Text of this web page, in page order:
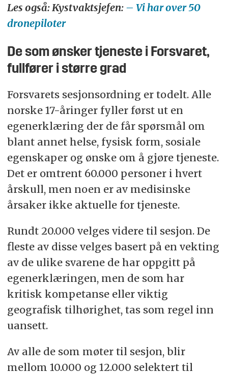
Les også: Kystvaktsjefen: – Vi har over 50
dronepiloter
De som ønsker tjeneste i Forsvaret,
fullfører i større grad
Forsvarets sesjonsordning er todelt. Alle
norske 17-åringer fyller først ut en
egenerklæring der de får spørsmål om
blant annet helse, fysisk form, sosiale
egenskaper og ønske om å gjøre tjeneste.
Det er omtrent 60.000 personer i hvert
årskull, men noen er av medisinske
årsaker ikke aktuelle for tjeneste.
Rundt 20.000 velges videre til sesjon. De
fleste av disse velges basert på en vekting
av de ulike svarene de har oppgitt på
egenerklæringen, men de som har
kritisk kompetanse eller viktig
geografisk tilhørighet, tas som regel inn
uansett.
Av alle de som møter til sesjon, blir
mellom 10.000 og 12.000 selektert til